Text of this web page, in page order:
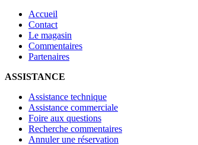
Accueil
Contact
Le magasin
Commentaires
Partenaires
ASSISTANCE
Assistance technique
Assistance commerciale
Foire aux questions
Recherche commentaires
Annuler une réservation